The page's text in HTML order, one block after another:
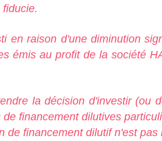
en raison d'une diminution
émis au profit de la société
la décision d'investir (ou
financement dilutives
financement dilutif n'est